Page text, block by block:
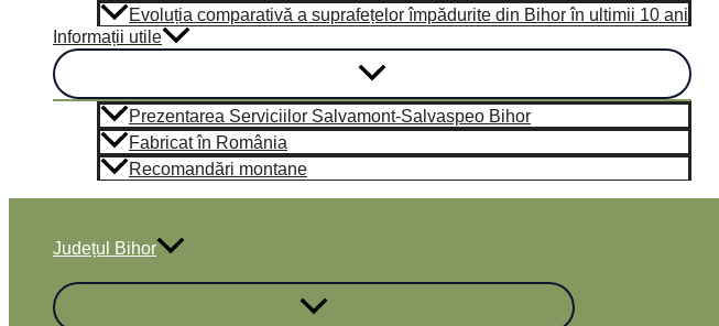
Evoluția comparativă a suprafețelor împădurite din Bihor în ultimii 10 ani
Informații utile
Prezentarea Serviciilor Salvamont-Salvaspeo Bihor
Fabricat în România
Recomandări montane
Județul Bihor